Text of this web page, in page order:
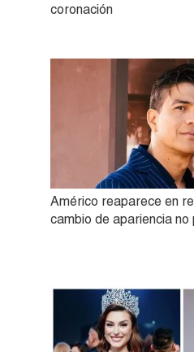
coronación
Américo reaparece en
cambio de apariencia